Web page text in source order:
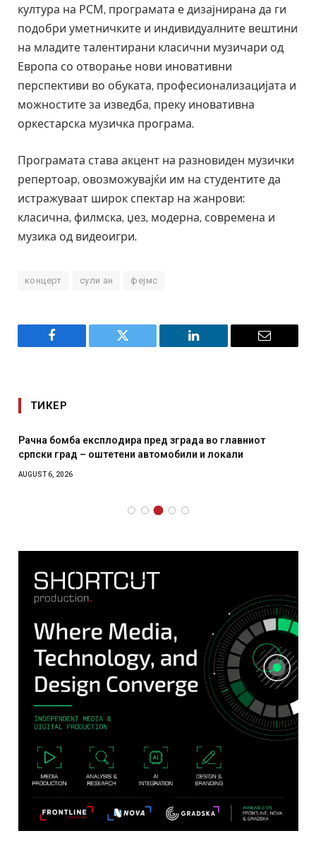
култура на РСМ, програмата е дизајнирана да ги
подобри уметничките и индивидуалните вештини
на младите талентирани класични музичари од
Европа со отворање нови иновативни
перспективи во обуката, професионализацијата и
можностите за изведба, преку иновативна
оркестарска музичка програма.
Програмата става акцент на разновиден музички
репертоар, овозможувајќи им на студентите да
истражуваат широк спектар на жанрови:
класична, филмска, џез, модерна, современа и
музика од видеоигри.
концерт сули ан фејмс
Facebook Twitter LinkedIn Email
ТИКЕР
И Данска се милитарилизира – воведува нова 11-
месечна воена
AUGUST 4, 2026